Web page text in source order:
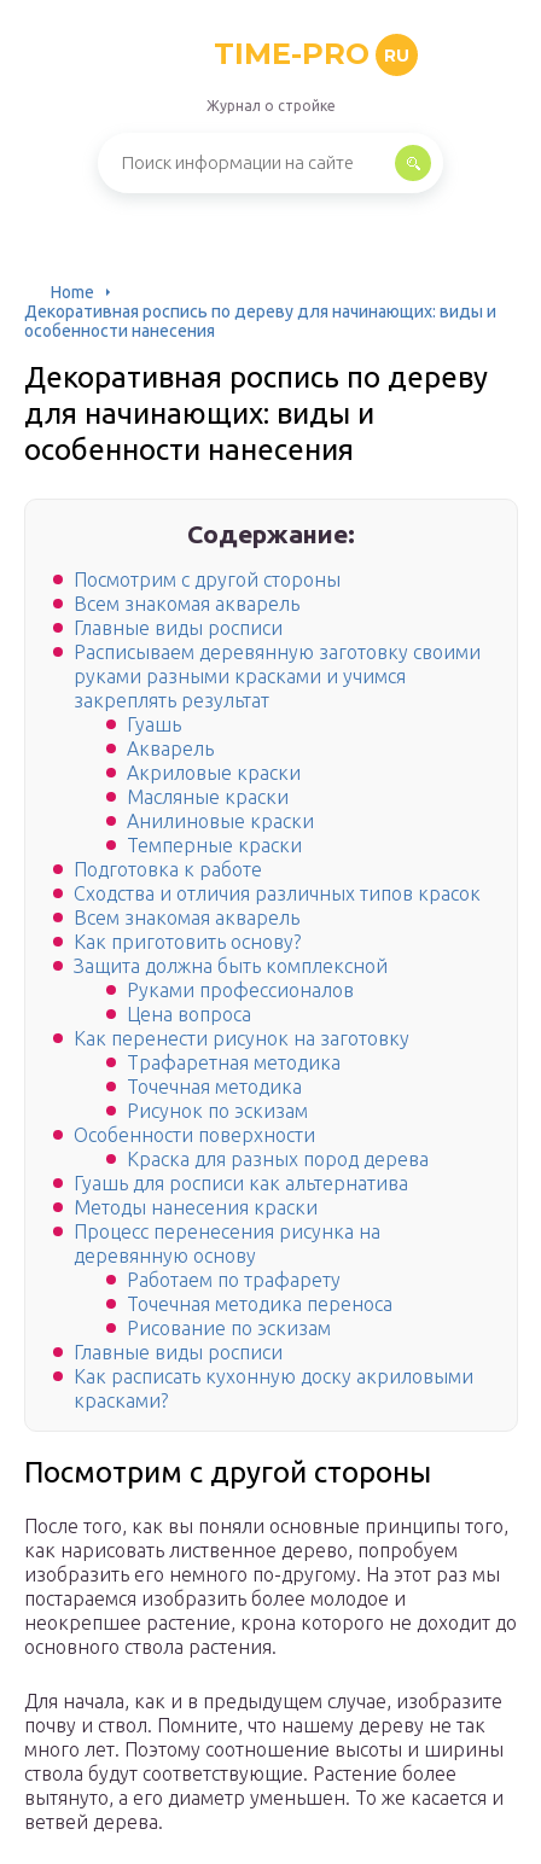
TIME-PRO RU
Журнал о стройке
Home
Декоративная роспись по дереву для начинающих: виды и
особенности нанесения
Декоративная роспись по дереву
для начинающих: виды и
особенности нанесения
Содержание:
Посмотрим с другой стороны
Всем знакомая акварель
Главные виды росписи
Расписываем деревянную заготовку своими
руками разными красками и учимся
закреплять результат
Гуашь
Акварель
Акриловые краски
Масляные краски
Анилиновые краски
Темперные краски
Подготовка к работе
Сходства и отличия различных типов красок
Всем знакомая акварель
Как приготовить основу?
Защита должна быть комплексной
Руками профессионалов
Цена вопроса
Как перенести рисунок на заготовку
Трафаретная методика
Точечная методика
Рисунок по эскизам
Особенности поверхности
Краска для разных пород дерева
Гуашь для росписи как альтернатива
Методы нанесения краски
Процесс перенесения рисунка на
деревянную основу
Работаем по трафарету
Точечная методика переноса
Рисование по эскизам
Главные виды росписи
Как расписать кухонную доску акриловыми
красками?
Посмотрим с другой стороны
После того, как вы поняли основные принципы того,
как нарисовать лиственное дерево, попробуем
изобразить его немного по-другому. На этот раз мы
постараемся изобразить более молодое и
неокрепшее растение, крона которого не доходит до
основного ствола растения.
Для начала, как и в предыдущем случае, изобразите
почву и ствол. Помните, что нашему дереву не так
много лет. Поэтому соотношение высоты и ширины
ствола будут соответствующие. Растение более
вытянуто, а его диаметр уменьшен. То же касается и
ветвей дерева.